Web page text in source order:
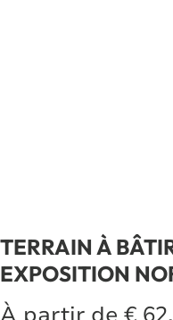
TERRAIN À
EXPOSITION
À partir de €